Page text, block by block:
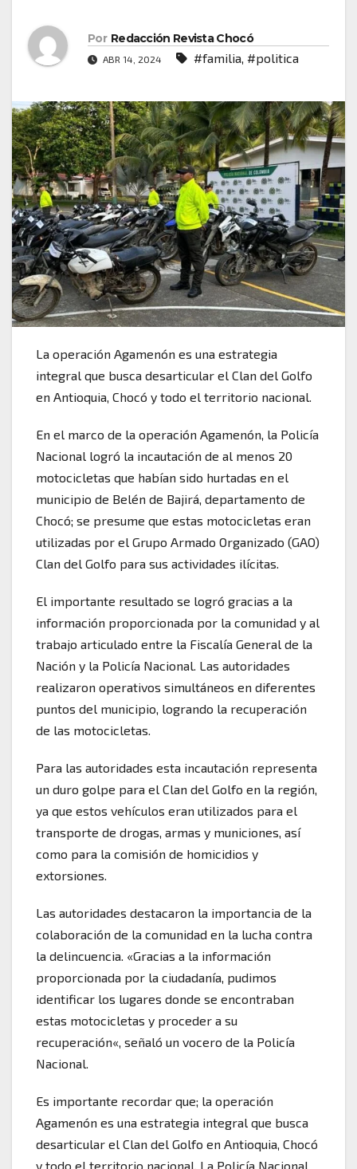
Por Redacción Revista Chocó
ABR 14, 2024 #familia, #politica
La operación Agamenón es una estrategia
integral que busca desarticular el Clan del Golfo
en Antioquia, Chocó y todo el territorio nacional.
En el marco de la operación Agamenón, la Policía
Nacional logró la incautación de al menos 20
motocicletas que habían sido hurtadas en el
municipio de Belén de Bajirá, departamento de
Chocó; se presume que estas motocicletas eran
utilizadas por el Grupo Armado Organizado (GAO)
Clan del Golfo para sus actividades ilícitas.
El importante resultado se logró gracias a la
información proporcionada por la comunidad y al
trabajo articulado entre la Fiscalía General de la
Nación y la Policía Nacional. Las autoridades
realizaron operativos simultáneos en diferentes
puntos del municipio, logrando la recuperación
de las motocicletas.
Para las autoridades esta incautación representa
un duro golpe para el Clan del Golfo en la región,
ya que estos vehículos eran utilizados para el
transporte de drogas, armas y municiones, así
como para la comisión de homicidios y
extorsiones.
Las autoridades destacaron la importancia de la
colaboración de la comunidad en la lucha contra
la delincuencia. «Gracias a la información
proporcionada por la ciudadanía, pudimos
identificar los lugares donde se encontraban
estas motocicletas y proceder a su
recuperación«, señaló un vocero de la Policía
Nacional.
Es importante recordar que; la operación
Agamenón es una estrategia integral que busca
desarticular el Clan del Golfo en Antioquia, Chocó
y todo el territorio nacional. La Policía Nacional